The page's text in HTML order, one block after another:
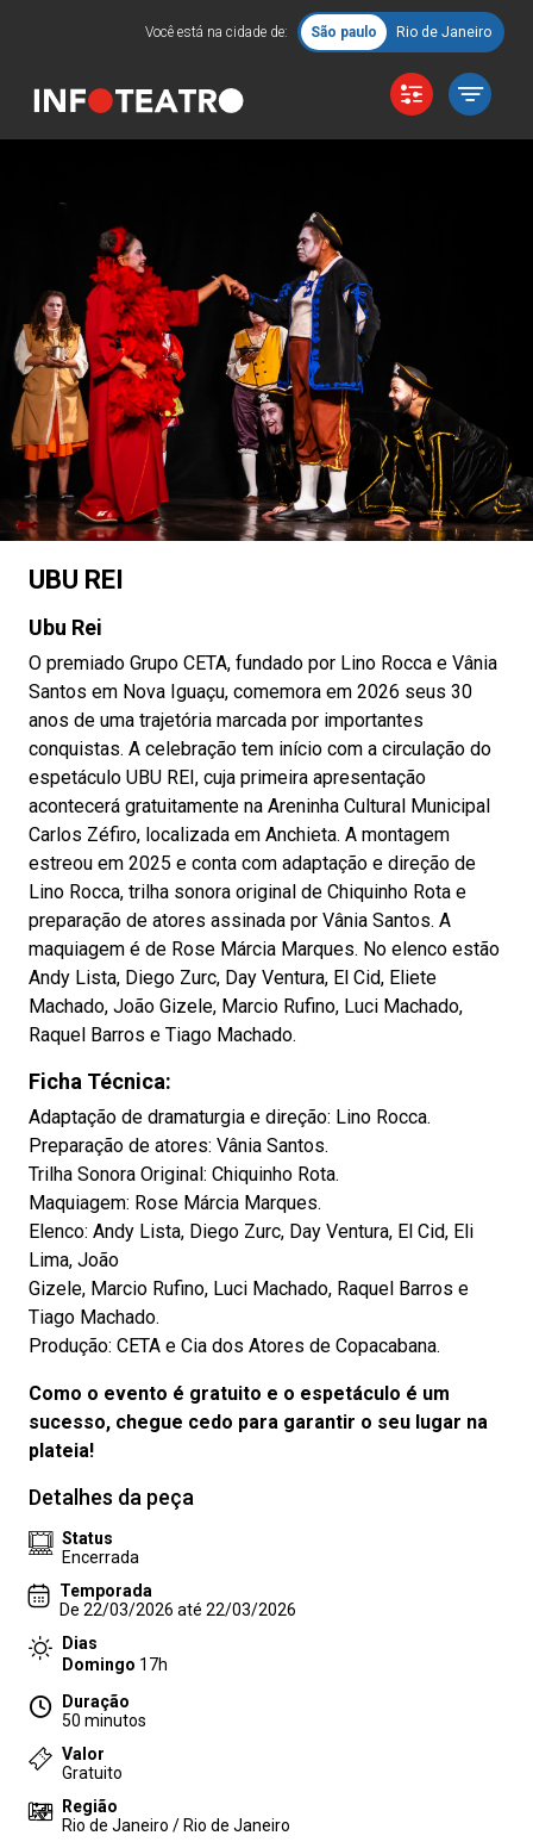
Você está na cidade de: São paulo Rio de Janeiro
UBU REI
Ubu Rei
O premiado Grupo CETA, fundado por Lino Rocca e Vânia
Santos em Nova Iguaçu, comemora em 2026 seus 30
anos de uma trajetória marcada por importantes
conquistas. A celebração tem início com a circulação do
espetáculo UBU REI, cuja primeira apresentação
acontecerá gratuitamente na Areninha Cultural Municipal
Carlos Zéfiro, localizada em Anchieta. A montagem
estreou em 2025 e conta com adaptação e direção de
Lino Rocca, trilha sonora original de Chiquinho Rota e
preparação de atores assinada por Vânia Santos. A
maquiagem é de Rose Márcia Marques. No elenco estão
Andy Lista, Diego Zurc, Day Ventura, El Cid, Eliete
Machado, João Gizele, Marcio Rufino, Luci Machado,
Raquel Barros e Tiago Machado.
Ficha Técnica:
Adaptação de dramaturgia e direção: Lino Rocca.
Preparação de atores: Vânia Santos.
Trilha Sonora Original: Chiquinho Rota.
Maquiagem: Rose Márcia Marques.
Elenco: Andy Lista, Diego Zurc, Day Ventura, El Cid, Eli
Lima, João
Gizele, Marcio Rufino, Luci Machado, Raquel Barros e
Tiago Machado.
Produção: CETA e Cia dos Atores de Copacabana.
Como o evento é gratuito e o espetáculo é um
sucesso, chegue cedo para garantir o seu lugar na
plateia!
Detalhes da peça
Status
Encerrada
Temporada
De 22/03/2026 até 22/03/2026
Dias
Domingo 17h
Duração
50 minutos
Valor
Gratuito
Região
Rio de Janeiro / Rio de Janeiro